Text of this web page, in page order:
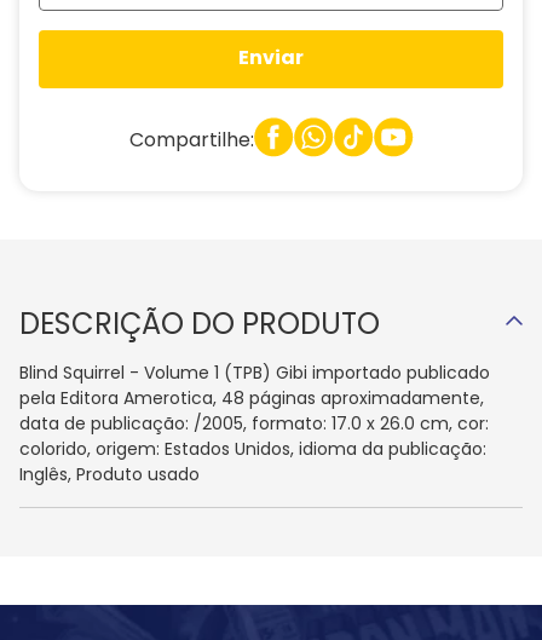
Enviar
Compartilhe:
DESCRIÇÃO DO PRODUTO
Blind Squirrel - Volume 1 (TPB) Gibi importado publicado
pela Editora Amerotica, 48 páginas aproximadamente,
data de publicação: /2005, formato: 17.0 x 26.0 cm, cor:
colorido, origem: Estados Unidos, idioma da publicação:
Inglês, Produto usado